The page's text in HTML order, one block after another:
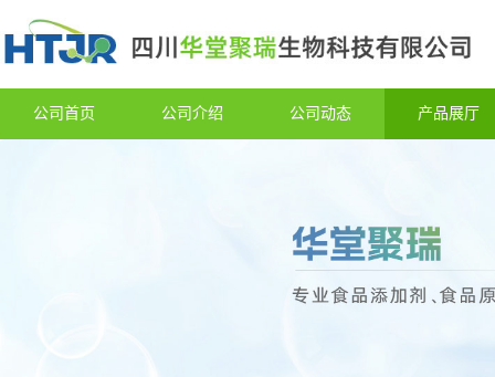
公司首页 公司介绍 公司动态 产品展厅